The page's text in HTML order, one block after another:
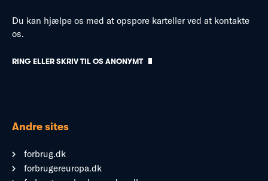
Du kan hjælpe os med at opspore karteller ved at kontakte
os.
RING ELLER SKRIV TIL OS ANONYMT
Andre sites
forbrug.dk
forbrugereuropa.dk